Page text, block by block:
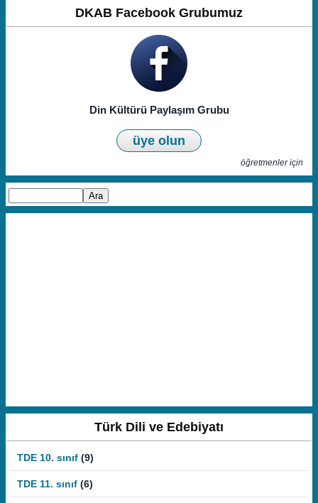
DKAB Facebook Grubumuz
Din Kültürü Paylaşım Grubu
üye olun
öğretmenler için
Türk Dili ve Edebiyatı
TDE 10. sınıf (9)
TDE 11. sınıf (6)